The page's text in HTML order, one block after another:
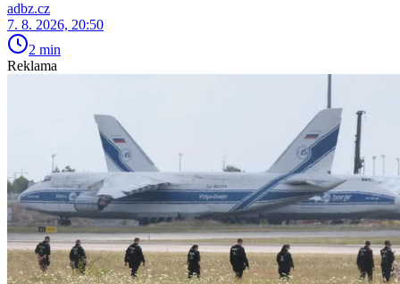
adbz.cz
7. 8. 2026, 20:50
2 min
Reklama